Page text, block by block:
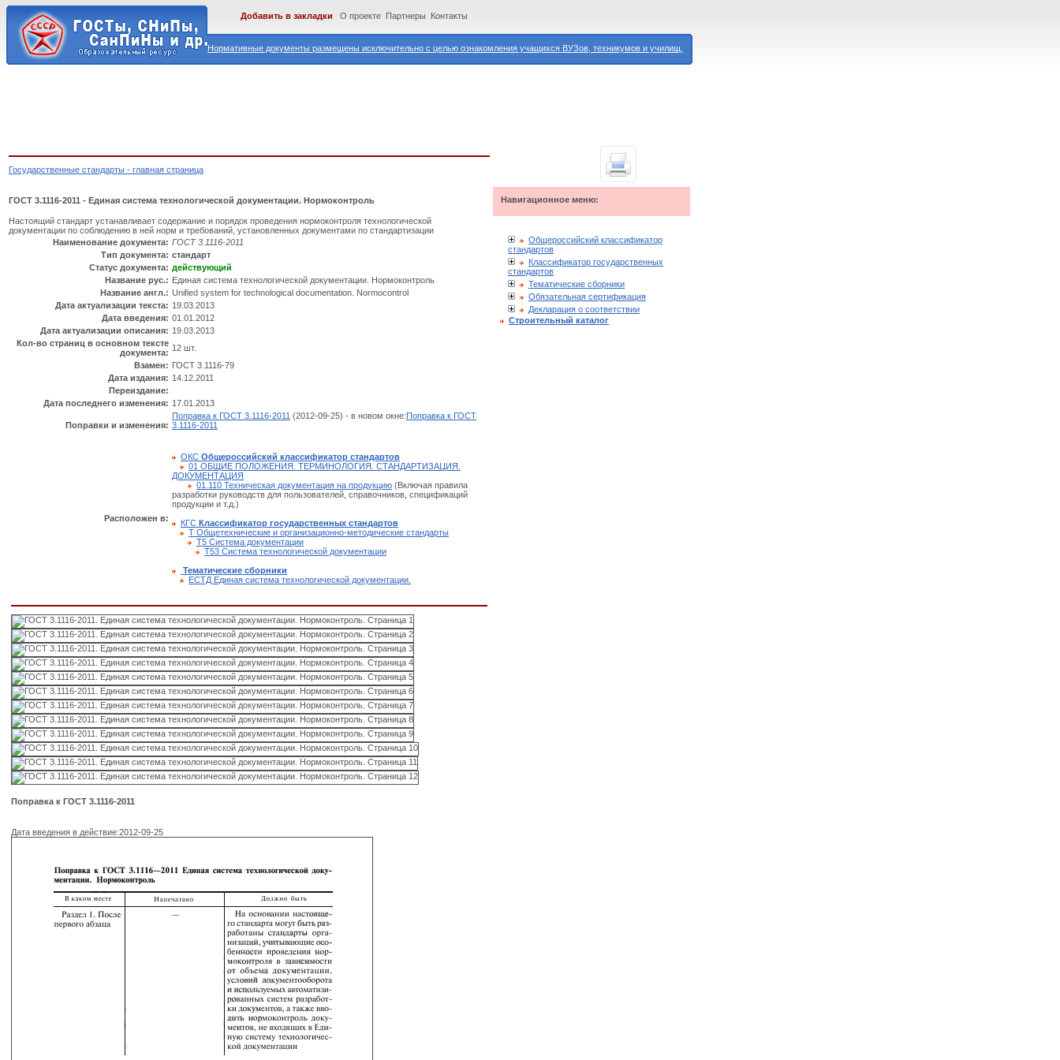
Нормативные документы размещены исключительно с целью ознакомления учащихся ВУЗов, техникумов и училищ.
Добавить в закладки О проекте Партнеры Контакты
Государственные стандарты - главная страница
ГОСТ 3.1116-2011 - Единая система технологической документации. Нормоконтроль
Настоящий стандарт устанавливает содержание и порядок проведения нормоконтроля технологической
документации по соблюдению в ней норм и требований, установленных документами по стандартизации
Наименование документа: ГОСТ 3.1116-2011
Тип документа: стандарт
Статус документа: действующий
Название рус.: Единая система технологической документации. Нормоконтроль
Название англ.: Unified system for technological documentation. Normocontrol
Дата актуализации текста: 19.03.2013
Дата введения: 01.01.2012
Дата актуализации описания: 19.03.2013
Кол-во страниц в основном тексте
документа: 12 шт.
Взамен: ГОСТ 3.1116-79
Дата издания: 14.12.2011
Переиздание:
Дата последнего изменения: 17.01.2013
Поправки и изменения:
Поправка к ГОСТ 3.1116-2011 (2012-09-25) - в новом окне: Поправка к ГОСТ
3.1116-2011
Расположен в:
ОКС Общероссийский классификатор стандартов
01 ОБЩИЕ ПОЛОЖЕНИЯ. ТЕРМИНОЛОГИЯ. СТАНДАРТИЗАЦИЯ.
ДОКУМЕНТАЦИЯ
01.110 Техническая документация на продукцию (Включая правила
разработки руководств для пользователей, справочников, спецификаций
продукции и т.д.)
КГС Классификатор государственных стандартов
Т Общетехнические и организационно-методические стандарты
Т5 Система документации
Т53 Система технологической документации
Тематические сборники
ЕСТД Единая система технологической документации.
Поправка к ГОСТ 3.1116-2011
Дата введения в действие:2012-09-25
Навигационное меню:
Общероссийский классификатор
стандартов
Классификатор государственных
стандартов
Тематические сборники
Обязательная сертификация
Декларация о соответствии
Строительный каталог